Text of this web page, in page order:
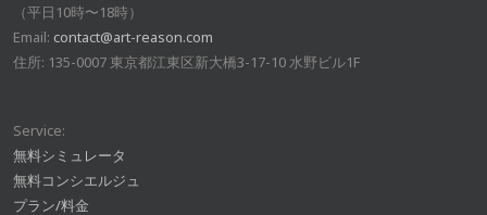
（平日10時〜18時）
Email: contact@art-reason.com
住所: 135-0007 東京都江東区新大橋3-17-10 水野ビル1F
Service:
無料シミュレータ
無料コンシエルジュ
プラン/料金